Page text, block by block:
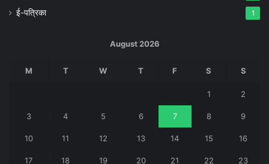
ई-पत्रिका 1
August 2026
M T W T F S S
1 2
3 4 5 6 7 8 9
10 11 12 13 14 15 16
17 18 19 20 21 22 23